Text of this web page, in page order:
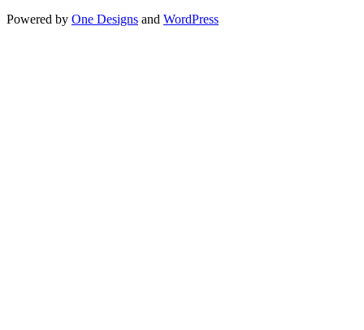
Powered by One Designs and WordPress